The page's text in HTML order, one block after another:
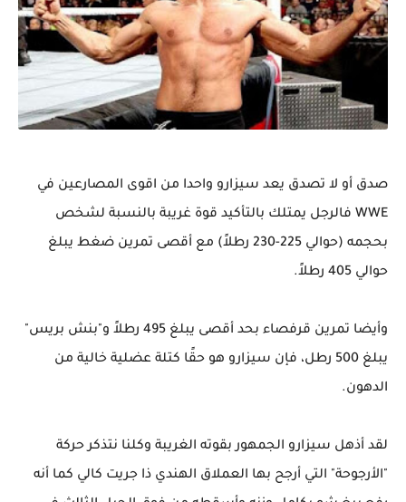
صدق أو لا تصدق يعد سيزارو واحدا من اقوى المصارعين في
WWE فالرجل يمتلك بالتأكيد قوة غريبة بالنسبة لشخص
بحجمه (حوالي 225-230 رطلاً) مع أقصى تمرين ضغط يبلغ
حوالي 405 رطلاً.
وأيضا تمرين قرفصاء بحد أقصى يبلغ 495 رطلاً و"بنش بريس"
يبلغ 500 رطل، فإن سيزارو هو حقًا كتلة عضلية خالية من
الدهون.
لقد أذهل سيزارو الجمهور بقوته الغريبة وكلنا نتذكر حركة
"الأرجوحة" التي أرجح بها العملاق الهندي ذا جريت كالي كما أنه